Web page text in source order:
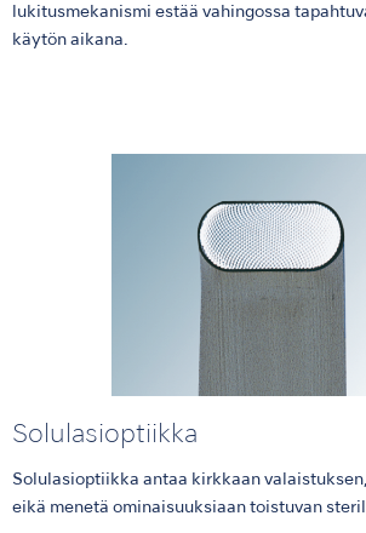
lukitusmekanismi estää vahingossa
käytön aikana.
Solulasioptiikka
Solulasioptiikka antaa kirkkaan
eikä menetä ominaisuuksiaan toistuvan